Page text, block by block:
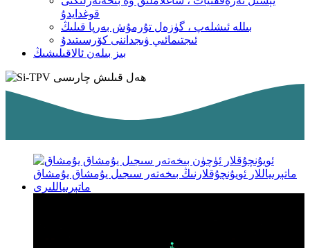
قوغدايدۇ
بىللە ئىشلەپ ، گۈزەل تۇرمۇش بەرپا قىلىڭ
ئىجتىمائىي ۋىجداننى كۆرسىتىدۇ
بىز بىلەن ئالاقىلىشىڭ